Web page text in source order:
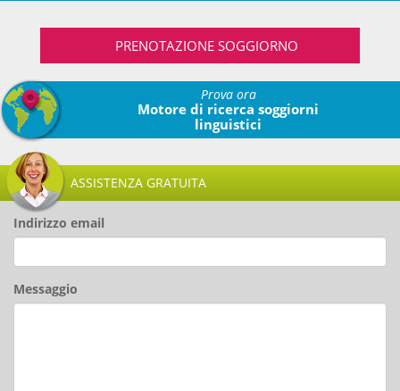
PRENOTAZIONE SOGGIORNO
Prova ora
Motore di ricerca soggiorni
linguistici
ASSISTENZA GRATUITA
Indirizzo email
Messaggio